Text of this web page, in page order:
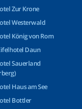
Zur Krone
Westerwald
König von Rom
Daun
Sauerland
Haus am See
Bottler